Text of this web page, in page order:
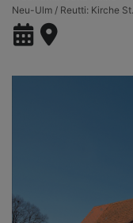
Neu-Ulm / Reutti Kirche